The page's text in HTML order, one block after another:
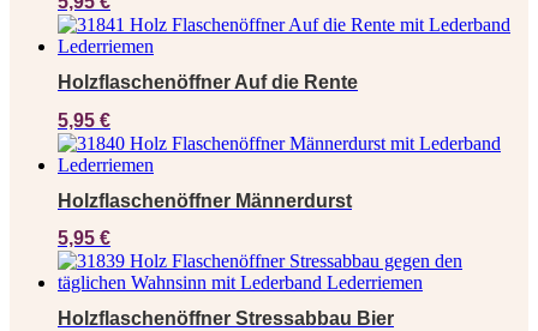
Holzflaschenöffner Auf die Rente
5,95 €
Holzflaschenöffner Männerdurst
5,95 €
Holzflaschenöffner Stressabbau Bier